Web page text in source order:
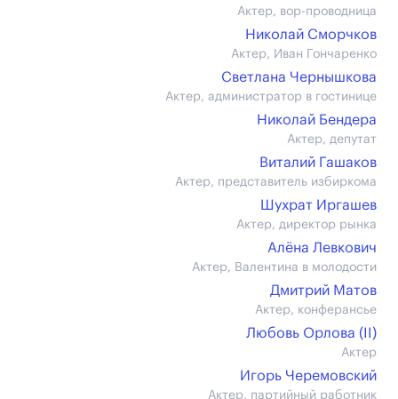
Актер, вор-проводница
Николай Сморчков
Актер, Иван Гончаренко
Светлана Чернышкова
Актер, администратор в гостинице
Николай Бендера
Актер, депутат
Виталий Гашаков
Актер, представитель избиркома
Шухрат Иргашев
Актер, директор рынка
Алёна Левкович
Актер, Валентина в молодости
Дмитрий Матов
Актер, конферансье
Любовь Орлова (II)
Актер
Игорь Черемовский
Актер, партийный работник